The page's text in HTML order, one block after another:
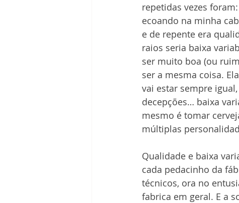
repetidas vezes
ecoando na minha
e de repente era
raios seria baixa
ser muito boa (ou
ser a mesma coisa.
vai estar sempre
decepções… baixa
mesmo é tomar
múltiplas
Qualidade e baixa
cada pedacinho da
técnicos, ora no
fabrica em geral. E a